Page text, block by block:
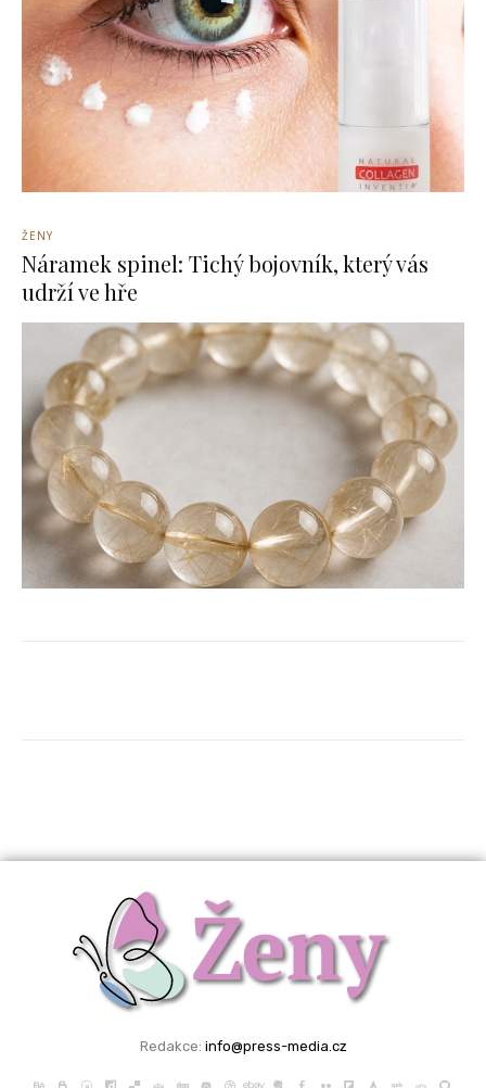
ŽENY
Náramek spinel: Tichý bojovník, který vás
udrží ve hře
Redakce: info@press-media.cz